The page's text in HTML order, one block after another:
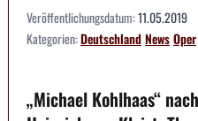
Veröffentlichungsdatum:11.05.2019
Kategorien:DeutschlandNewsOper
„Michael Kohlhaas“